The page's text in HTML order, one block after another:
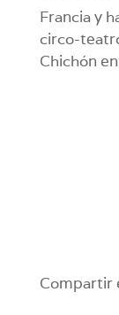
Francia y
circo-
Chichón
Compartir